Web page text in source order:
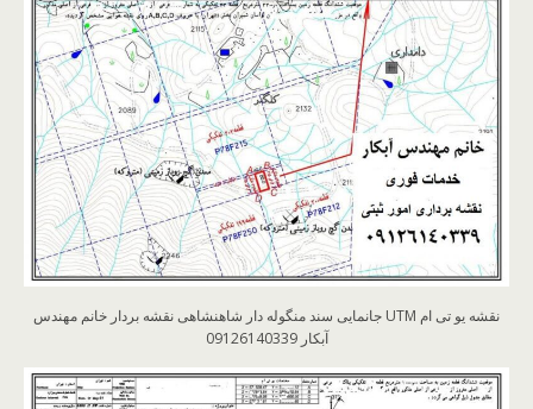
نقشه یو تی ام UTM جانمایی سند منگوله دار شاهنشاهی نقشه بردار خانم مهندس
آبکار 09126140339